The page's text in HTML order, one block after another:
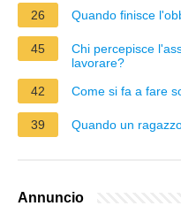
26 Quando finisce
45
Chi percepisce
lavorare?
42
Come si fa a fare
39 Quando un
Annuncio